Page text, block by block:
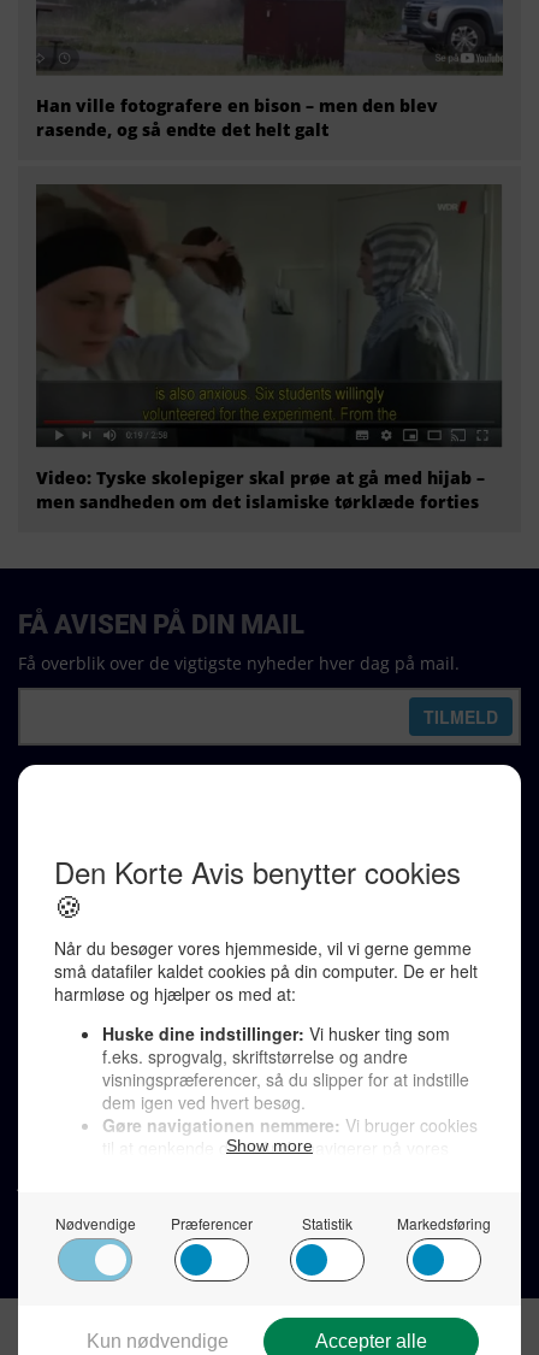
Han ville fotografere en bison – men den blev
rasende, og så endte det helt galt
Video: Tyske skolepiger skal prøe at gå med hijab –
men sandheden om det islamiske tørklæde forties
Karen Jespersen
Redaktionen kontaktes via mail til
redaktion@denkorteavis.dk
Telefonsvarer 20 30 10 96
Von Ostensgade 22, 2791 Dragør
LINKS
Tidligere aviser >
Støt Den Korte Avis >
Send et læserbrev >
Privatlivspolitik >
FÅ AVISEN PÅ DIN MAIL
Få overblik over de vigtigste nyheder hver dag på mail.